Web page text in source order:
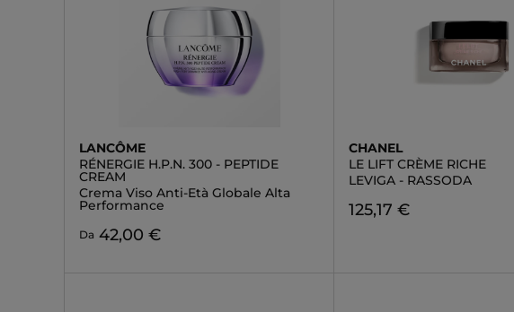
LANCÔME
RÉNERGIE H.P.N. 300 - PEPTIDE
CREAM
Crema Viso Anti-Età Globale Alta
Performance
Da 42,00 €
CHANEL
LE LIFT CRÈME RICHE
LEVIGA - RASSODA
125,17 €